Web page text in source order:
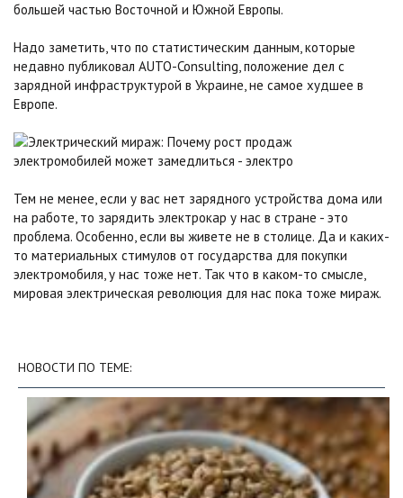
большей частью Восточной и Южной Европы.
Надо заметить, что по статистическим данным, которые
недавно публиковал AUTO-Consulting, положение дел с
зарядной инфраструктурой в Украине, не самое худшее в
Европе.
Тем не менее, если у вас нет зарядного устройства дома или
на работе, то зарядить электрокар у нас в стране - это
проблема. Особенно, если вы живете не в столице. Да и каких-
то материальных стимулов от государства для покупки
электромобиля, у нас тоже нет. Так что в каком-то смысле,
мировая электрическая революция для нас пока тоже мираж.
НОВОСТИ ПО ТЕМЕ: